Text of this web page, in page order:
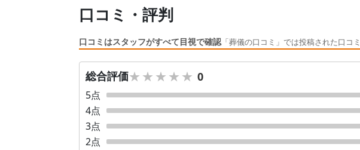
口コミ・評判
口コミはスタッフがすべて目視で確認「葬儀の口コミ」では投稿された口コ
総合評価★★★★★
★★★★★ 0
5点
4点
3点
2点